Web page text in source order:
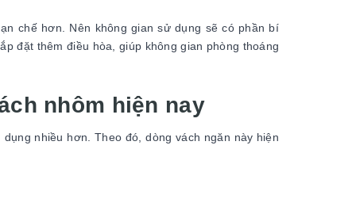
chế hơn. Nên không gian sử dụng sẽ có phần bí
đặt thêm điều hòa, giúp không gian phòng thoáng
nhôm hiện nay
nhiều hơn. Theo đó, dòng vách ngăn này hiện